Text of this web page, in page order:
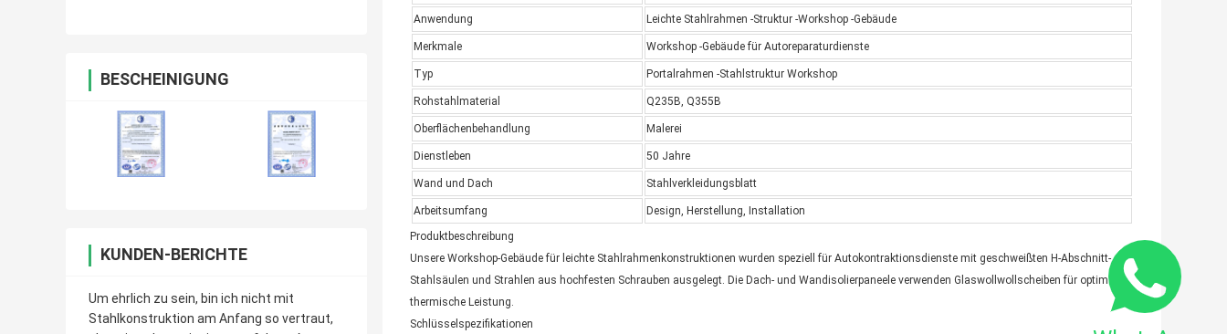
BESCHEINIGUNG
KUNDEN-BERICHTE
Um ehrlich zu sein, bin ich nicht mit
Stahlkonstruktion am Anfang so vertraut,
Anwendung Leichte Stahlrahmen -Struktur -Workshop -Gebäude
Merkmale Workshop -Gebäude für Autoreparaturdienste
Typ Portalrahmen -Stahlstruktur Workshop
Rohstahlmaterial Q235B, Q355B
Oberflächenbehandlung Malerei
Dienstleben 50 Jahre
Wand und Dach Stahlverkleidungsblatt
Arbeitsumfang
Design, Herstellung, Installation
Produktbeschreibung
Unsere Workshop-Gebäude für leichte Stahlrahmenkonstruktionen wurden speziell für Autokontraktionsdienste mit geschweißten H-Abschnitt-
Stahlsäulen und Strahlen aus hochfesten Schrauben ausgelegt. Die Dach- und Wandisolierpaneele verwenden Glaswollwollscheiben für optimale
thermische Leistung.
Schlüsselspezifikationen